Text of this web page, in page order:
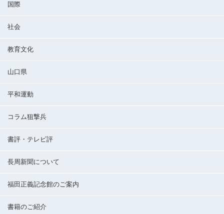
国際
社会
教育文化
山口県
平和運動
コラム狙撃兵
書評・テレビ評
長周新聞について
福田正義記念館のご案内
書籍のご紹介